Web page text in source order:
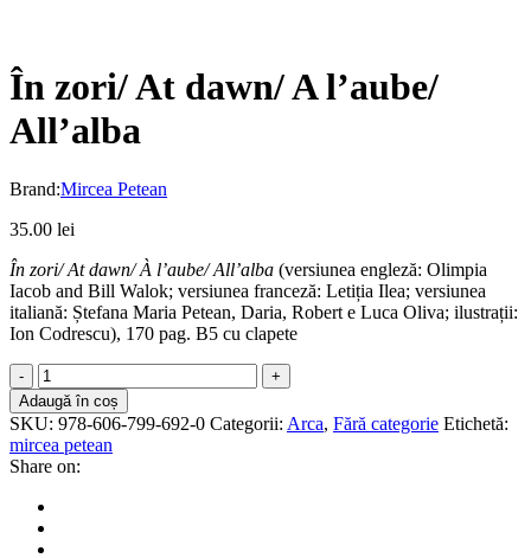
În zori/ At dawn/ A l’aube/
All’alba
Brand:Mircea Petean
35.00 lei
În zori/ At dawn/ À l’aube/ All’alba (versiunea engleză: Olimpia
Iacob and Bill Walok; versiunea franceză: Letiția Ilea; versiunea
italiană: Ștefana Maria Petean, Daria, Robert e Luca Oliva; ilustrații:
Ion Codrescu), 170 pag. B5 cu clapete
În
zori/
At
dawn/
A
l'aube/
All'alba
quantity
Adaugă în coș
SKU: 978-606-799-692-0 Categorii: Arca, Fără categorie Etichetă:
mircea petean
Share on: